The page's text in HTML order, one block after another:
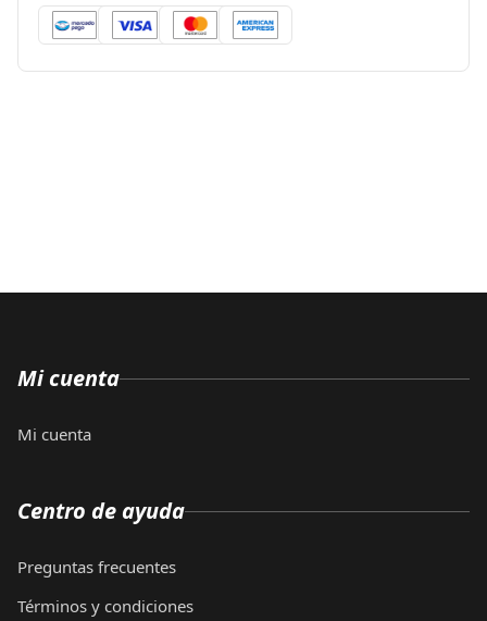
Mi cuenta
Mi cuenta
Centro de ayuda
Preguntas frecuentes
Términos y condiciones